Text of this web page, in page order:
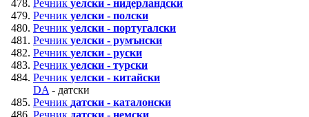
Речник уелски - нидерландски
Речник уелски - полски
Речник уелски - португалски
Речник уелски - румънски
Речник уелски - руски
Речник уелски - турски
Речник уелски - китайски
DA - датски
Речник датски - каталонски
Речник датски - немски